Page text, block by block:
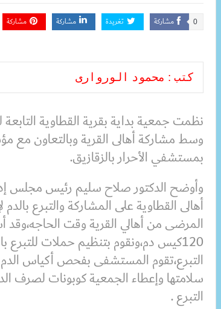
مشاركة 0 تغريدة مشاركة مشاركة
كتب : محمود الوروارى
نظمت جمعية بداية بقرية القطاوية التابعة
وسط مشاركة أهالى القرية وبالتعاون مع
بمستشفي الأحرار بالزقازيق.
وأوضح الدكتور صلاح سليم رئيس مجلس
أهالى القطاوية على المشاركة والتبرع
المرضى من أهالي القرية وقت
120كيس دم،ونقوم بتنظيم حملات للتبرع
التبرع،تقوم المستشفى بفحص أكياس الدم
سلامتها وإعطاء الجمعية كوبونات لصرف
التبرع .